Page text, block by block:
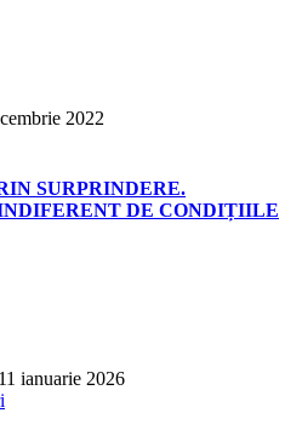
2022
SURPRINDERE.
DE CONDIȚIILE
11 ianuarie 2026